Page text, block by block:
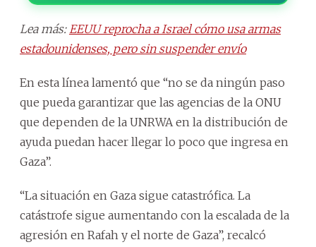
Lea más: EEUU reprocha a Israel cómo usa armas
estadounidenses, pero sin suspender envío
En esta línea lamentó que “no se da ningún paso
que pueda garantizar que las agencias de la ONU
que dependen de la UNRWA en la distribución de
ayuda puedan hacer llegar lo poco que ingresa en
Gaza”.
“La situación en Gaza sigue catastrófica. La
catástrofe sigue aumentando con la escalada de la
agresión en Rafah y el norte de Gaza”, recalcó